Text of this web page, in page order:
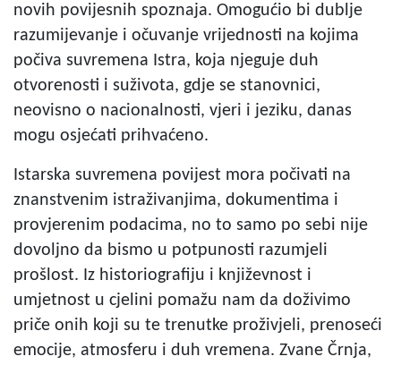
novih povijesnih spoznaja. Omogućio bi dublje
razumijevanje i očuvanje vrijednosti na kojima
počiva suvremena Istra, koja njeguje duh
otvorenosti i suživota, gdje se stanovnici,
neovisno o nacionalnosti, vjeri i jeziku, danas
mogu osjećati prihvaćeno.
Istarska suvremena povijest mora počivati na
znanstvenim istraživanjima, dokumentima i
provjerenim podacima, no to samo po sebi nije
dovoljno da bismo u potpunosti razumjeli
prošlost. Iz historiografiju i književnost i
umjetnost u cjelini pomažu nam da doživimo
priče onih koji su te trenutke proživjeli, prenoseći
emocije, atmosferu i duh vremena. Zvane Črnja,